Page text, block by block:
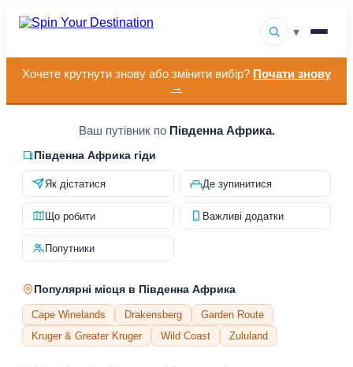
▾
Напрямки
Як це працює
Про нас
Контакт
Хочете крутнути знову або змінити вибір? Почати знову
→
Ваш путівник по Південна Африка.
Південна Африка гіди
Як дістатися Де зупинитися
Що робити Важливі додатки
Попутники
Популярні місця в Південна Африка
Cape Winelands Drakensberg
Garden Route
Kruger & Greater Kruger
Wild Coast Zululand